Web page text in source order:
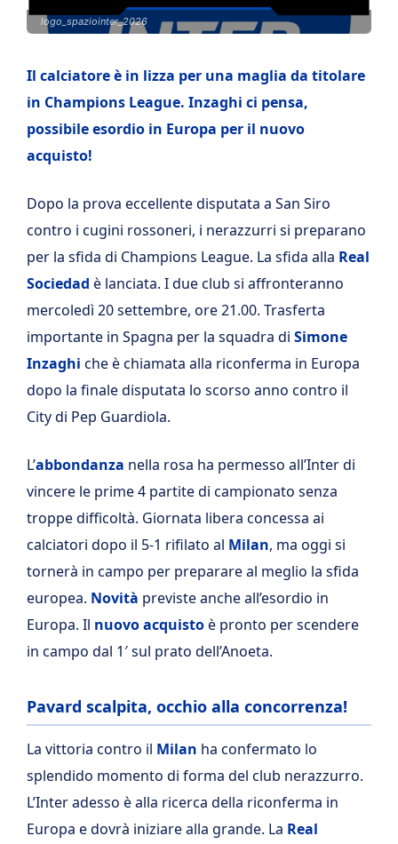
logo_spaziointer_2026
Il calciatore è in lizza per una maglia da titolare
in Champions League. Inzaghi ci pensa,
possibile esordio in Europa per il nuovo
acquisto!
Dopo la prova eccellente disputata a San Siro
contro i cugini rossoneri, i nerazzurri si preparano
per la sfida di Champions League. La sfida alla Real
Sociedad è lanciata. I due club si affronteranno
mercoledì 20 settembre, ore 21.00. Trasferta
importante in Spagna per la squadra di Simone
Inzaghi che è chiamata alla riconferma in Europa
dopo la finale disputata lo scorso anno contro il
City di Pep Guardiola.
L’abbondanza nella rosa ha permesso all’Inter di
vincere le prime 4 partite di campionato senza
troppe difficoltà. Giornata libera concessa ai
calciatori dopo il 5-1 rifilato al Milan, ma oggi si
tornerà in campo per preparare al meglio la sfida
europea. Novità previste anche all’esordio in
Europa. Il nuovo acquistoè pronto per scendere
in campo dal 1′ sul prato dell’Anoeta.
Pavard scalpita, occhio alla concorrenza!
La vittoria contro il Milan ha confermato lo
splendido momento di forma del club nerazzurro.
L’Inter adesso è alla ricerca della riconferma in
Europa e dovrà iniziare alla grande. La Real